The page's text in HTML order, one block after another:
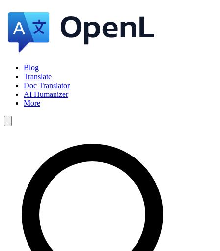
Blog
Translate
Doc Translator
AI Humanizer
More